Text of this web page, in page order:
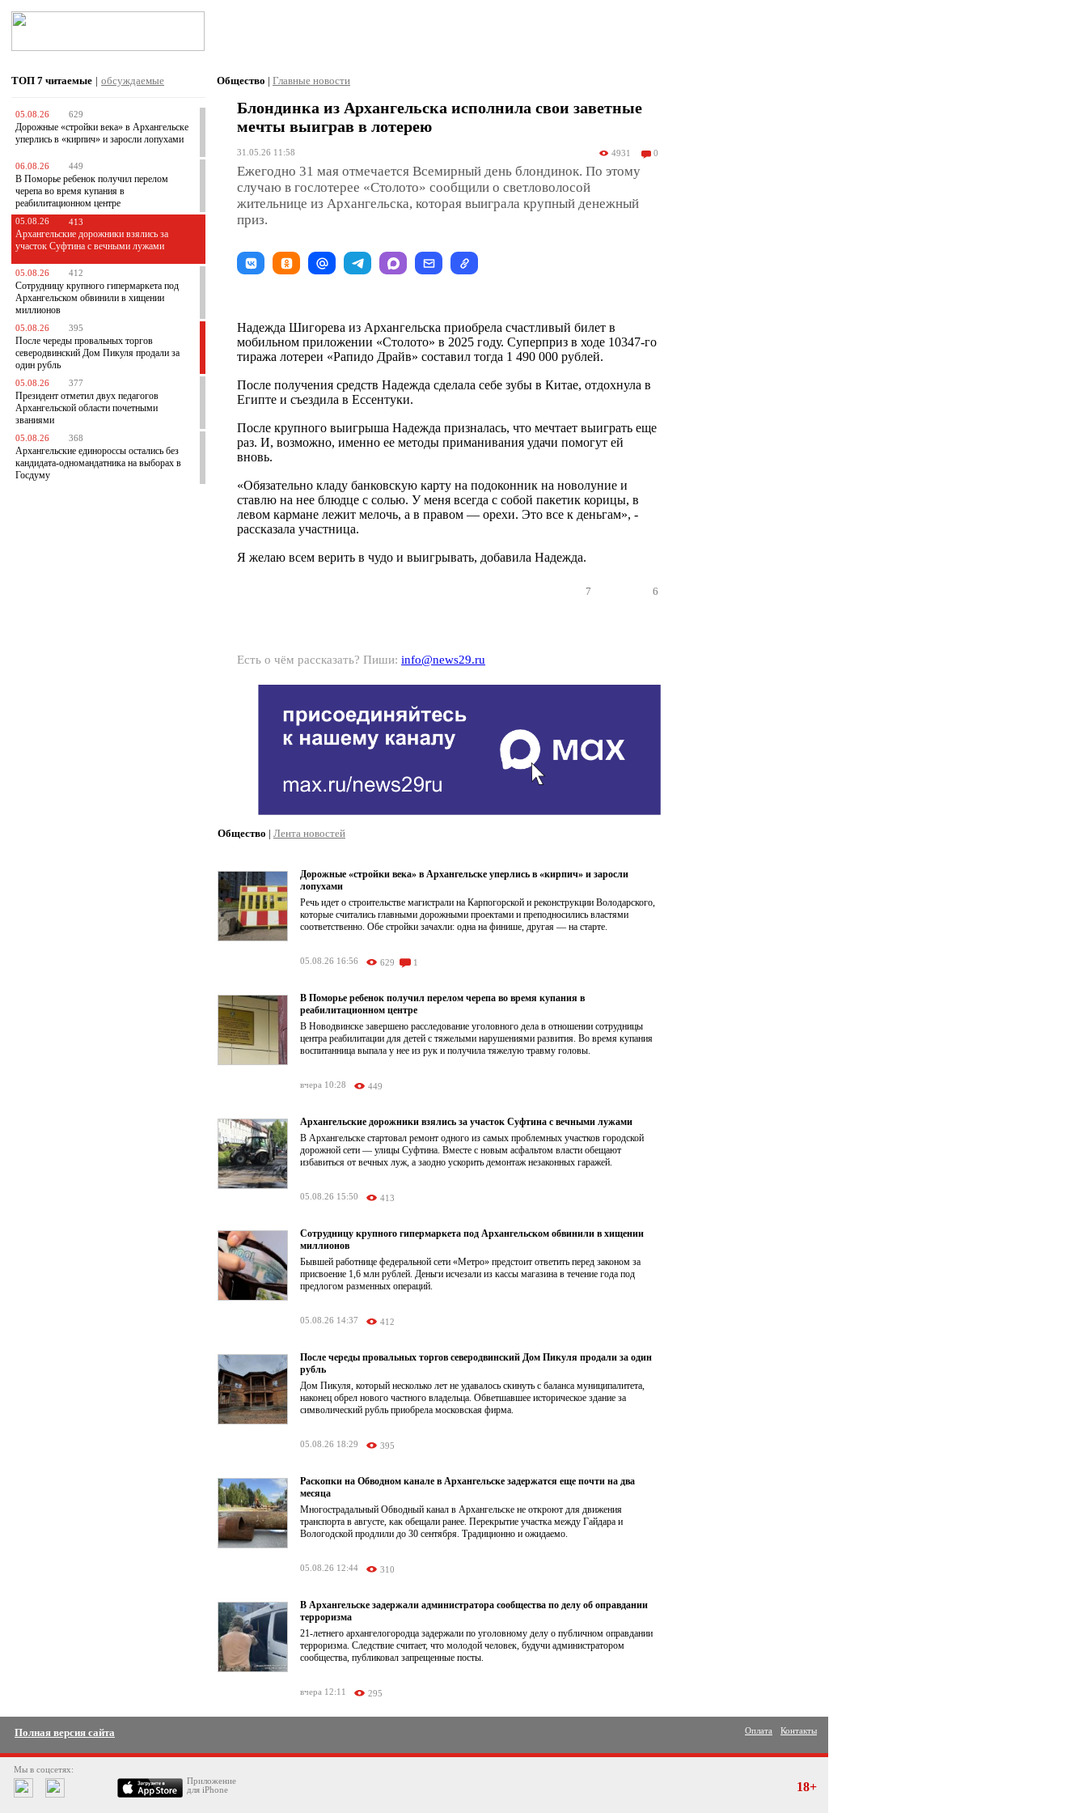
ТОП 7 читаемые | обсуждаемые
05.08.26 629
Дорожные «стройки века» в Архангельске
уперлись в «кирпич» и заросли лопухами
06.08.26 449
В Поморье ребенок получил перелом
черепа во время купания в
реабилитационном центре
05.08.26 413
Архангельские дорожники взялись за
участок Суфтина с вечными лужами
05.08.26 412
Сотрудницу крупного гипермаркета под
Архангельском обвинили в хищении
миллионов
05.08.26 395
После череды провальных торгов
северодвинский Дом Пикуля продали за
один рубль
05.08.26 377
Президент отметил двух педагогов
Архангельской области почетными
званиями
05.08.26 368
Архангельские единороссы остались без
кандидата-одномандатника на выборах в
Госдуму
Общество | Главные новости
Блондинка из Архангельска исполнила свои заветные
мечты выиграв в лотерею
31.05.26 11:58 4931 0
Ежегодно 31 мая отмечается Всемирный день блондинок. По этому
случаю в гослотерее «Столото» сообщили о светловолосой
жительнице из Архангельска, которая выиграла крупный денежный
приз.
Надежда Шигорева из Архангельска приобрела счастливый билет в
мобильном приложении «Столото» в 2025 году. Суперприз в ходе 10347-го
тиража лотереи «Рапидо Драйв» составил тогда 1 490 000 рублей.
После получения средств Надежда сделала себе зубы в Китае, отдохнула в
Египте и съездила в Ессентуки.
После крупного выигрыша Надежда призналась, что мечтает выиграть еще
раз. И, возможно, именно ее методы приманивания удачи помогут ей
вновь.
«Обязательно кладу банковскую карту на подоконник на новолуние и
ставлю на нее блюдце с солью. У меня всегда с собой пакетик корицы, в
левом кармане лежит мелочь, а в правом — орехи. Это все к деньгам», -
рассказала участница.
Я желаю всем верить в чудо и выигрывать, добавила Надежда.
7 6
Есть о чём рассказать? Пиши: info@news29.ru
Общество | Лента новостей
Дорожные «стройки века» в Архангельске уперлись в «кирпич» и заросли
лопухами
Речь идет о строительстве магистрали на Карпогорской и реконструкции Володарского,
которые считались главными дорожными проектами и преподносились властями
соответственно. Обе стройки зачахли: одна на финише, другая — на старте.
05.08.26 16:56 629 1
В Поморье ребенок получил перелом черепа во время купания в
реабилитационном центре
В Новодвинске завершено расследование уголовного дела в отношении сотрудницы
центра реабилитации для детей с тяжелыми нарушениями развития. Во время купания
воспитанница выпала у нее из рук и получила тяжелую травму головы.
вчера 10:28 449
Архангельские дорожники взялись за участок Суфтина с вечными лужами
В Архангельске стартовал ремонт одного из самых проблемных участков городской
дорожной сети — улицы Суфтина. Вместе с новым асфальтом власти обещают
избавиться от вечных луж, а заодно ускорить демонтаж незаконных гаражей.
05.08.26 15:50 413
Сотрудницу крупного гипермаркета под Архангельском обвинили в хищении
миллионов
Бывшей работнице федеральной сети «Метро» предстоит ответить перед законом за
присвоение 1,6 млн рублей. Деньги исчезали из кассы магазина в течение года под
предлогом разменных операций.
05.08.26 14:37 412
После череды провальных торгов северодвинский Дом Пикуля продали за один
рубль
Дом Пикуля, который несколько лет не удавалось скинуть с баланса муниципалитета,
наконец обрел нового частного владельца. Обветшавшее историческое здание за
символический рубль приобрела московская фирма.
05.08.26 18:29 395
Раскопки на Обводном канале в Архангельске задержатся еще почти на два
месяца
Многострадальный Обводный канал в Архангельске не откроют для движения
транспорта в августе, как обещали ранее. Перекрытие участка между Гайдара и
Вологодской продлили до 30 сентября. Традиционно и ожидаемо.
05.08.26 12:44 310
В Архангельске задержали администратора сообщества по делу об оправдании
терроризма
21-летнего архангелогородца задержали по уголовному делу о публичном оправдании
терроризма. Следствие считает, что молодой человек, будучи администратором
сообщества, публиковал запрещенные посты.
вчера 12:11 295
Полная версия сайта Оплата Контакты
Мы в соцсетях:
Приложение
для iPhone
18+